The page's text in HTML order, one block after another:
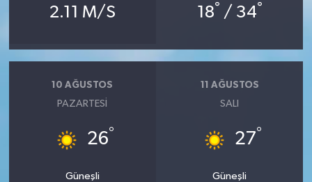
2.11 M/S 18° / 34°
10 AĞUSTOS
PAZARTESI
26°
Güneşli
11 AĞUSTOS
SALI
27°
Güneşli